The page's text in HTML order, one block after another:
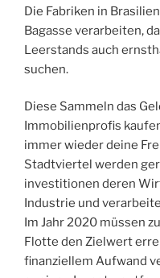
Die Fabriken in
Bagasse verarbeiten,
Leerstands auch
suchen.
Diese Sammeln das
Immobilienprofis
immer wieder deine
Stadtviertel werden
investitionen deren
Industrie und
Im Jahr 2020 müssen
Flotte den Zielwert
finanziellem Aufwand